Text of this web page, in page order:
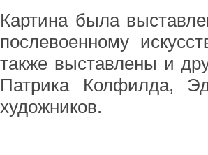
Картина была
послевоенному
также выставлены и
Патрика Колфилда,
художников.